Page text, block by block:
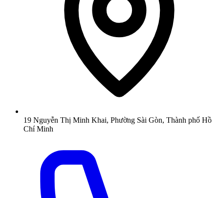
19 Nguyễn Thị Minh Khai, Phường Sài Gòn, Thành phố Hồ
Chí Minh